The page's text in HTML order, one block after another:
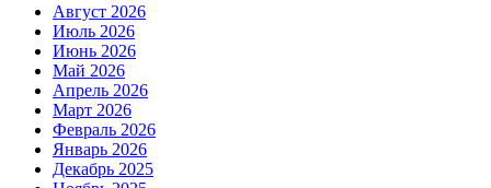
Август 2026
Июль 2026
Июнь 2026
Май 2026
Апрель 2026
Март 2026
Февраль 2026
Январь 2026
Декабрь 2025